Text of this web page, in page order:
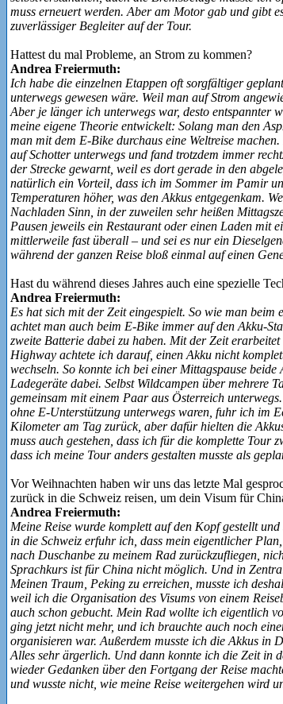
muss erneuert werden. Aber am Motor gab und gibt
zuverlässiger Begleiter auf der Tour.
Hattest du mal Probleme, an Strom zu kommen?
Andrea Freiermuth:
Ich habe die einzelnen Etappen oft sorgfältiger
unterwegs gewesen wäre. Weil man auf Strom
Aber je länger ich unterwegs war, desto entspannter
meine eigene Theorie entwickelt: Solang man den
man mit dem E‑Bike durchaus eine Weltreise
auf Schotter unterwegs und fand trotzdem immer
der Strecke gewarnt, weil es dort gerade in den
natürlich ein Vorteil, dass ich im Sommer im Pamir
Temperaturen höher, was den Akkus entgegenkam.
Nachladen Sinn, in der zuweilen sehr heißen
Pausen jeweils ein Restaurant oder einen Laden mit
mittlerweile fast überall – und sei es nur ein
während der ganzen Reise bloß einmal auf einen
Hast du während dieses Jahres auch eine spezielle
Andrea Freiermuth:
Es hat sich mit der Zeit eingespielt. So wie man
achtet man auch beim E‑Bike immer auf den Akku-
zweite Batterie dabei zu haben. Mit der Zeit
Highway achtete ich darauf, einen Akku nicht
wechseln. So konnte ich bei einer Mittagspause
Ladegeräte dabei. Selbst Wildcampen über mehrere
gemeinsam mit einem Paar aus Österreich
ohne E‑Unterstützung unterwegs waren, fuhr ich im
Kilometer am Tag zurück, aber dafür hielten die
muss auch gestehen, dass ich für die komplette Tour
dass ich meine Tour anders gestalten musste als
Vor Weihnachten haben wir uns das letzte Mal
zurück in die Schweiz reisen, um dein Visum für
Andrea Freiermuth:
Meine Reise wurde komplett auf den Kopf gestellt
in die Schweiz erfuhr ich, dass mein eigentlicher
nach Duschanbe zu meinem Rad zurückzufliegen,
Sprachkurs ist für China nicht möglich. Und in
Meinen Traum, Peking zu erreichen, musste ich
weil ich die Organisation des Visums von einem
auch schon gebucht. Mein Rad wollte ich eigentlich
ging jetzt nicht mehr, und ich brauchte auch noch
organisieren war. Außerdem musste ich die Akkus in
Alles sehr ärgerlich. Und dann konnte ich die Zeit in
wieder Gedanken über den Fortgang der Reise
und wusste nicht, wie meine Reise weitergehen wird